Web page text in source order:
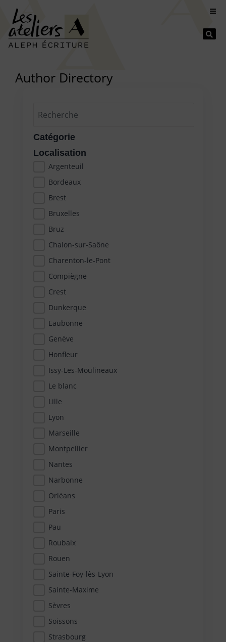
Author Directory
Catégorie
Localisation
Argenteuil
Bordeaux
Brest
Bruxelles
Bruz
Chalon-sur-Saône
Charenton-le-Pont
Compiègne
Crest
Dunkerque
Eaubonne
Genève
Honfleur
Issy-Les-Moulineaux
Le blanc
Lille
Lyon
Marseille
Montpellier
Nantes
Narbonne
Orléans
Paris
Pau
Roubaix
Rouen
Sainte-Foy-lès-Lyon
Sainte-Maxime
Sèvres
Soissons
Strasbourg